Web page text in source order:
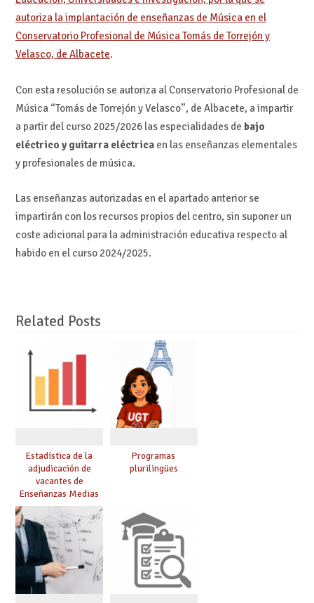
autoriza la implantación de enseñanzas de Música en el
Conservatorio Profesional de Música Tomás de Torrejón y
Velasco, de Albacete.
Con esta resolución se autoriza al Conservatorio Profesional de
Música “Tomás de Torrejón y Velasco”, de Albacete, a impartir
a partir del curso 2025/2026 las especialidades de bajo
eléctrico y guitarra eléctricaen las enseñanzas elementales
y profesionales de música.
Las enseñanzas autorizadas en el apartado anterior se
impartirán con los recursos propios del centro, sin suponer un
coste adicional para la administración educativa respecto al
habido en el curso 2024/2025.
Related Posts
Estadística de la
adjudicación de
vacantes de
Enseñanzas Medias
para el curso 26/27
Programas
plurilingües